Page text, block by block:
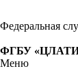
Федеральная
ФГБУ
Меню